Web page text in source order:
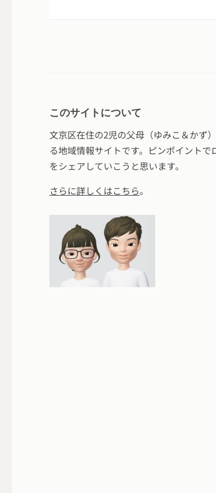
このサイトについて
文京区在住の2児の父母（ゆみこ＆かず
る地域情報サイトです。ピンポイントで
をシェアしていこうと思います。
さらに詳しくはこちら。